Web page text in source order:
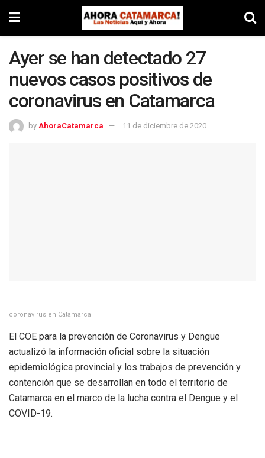
Ayer se han detectado 27
nuevos casos positivos de
coronavirus en Catamarca
by AhoraCatamarca 11 de diciembre de 2020
coronavirus en Catamarca
El COE para la prevención de Coronavirus y Dengue
actualizó la información oficial sobre la situación
epidemiológica provincial y los trabajos de prevención y
contención que se desarrollan en todo el territorio de
Catamarca en el marco de la lucha contra el Dengue y el
COVID-19.